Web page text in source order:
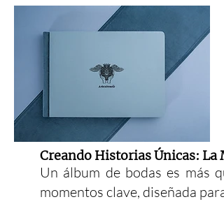
Creando Historias Únicas: La
Un álbum de bodas es más
momentos clave, diseñada